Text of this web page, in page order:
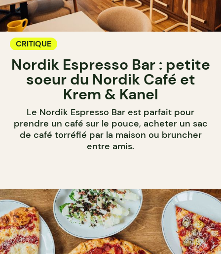
CRITIQUE
Nordik Espresso Bar : petite
soeur du Nordik Café et
Krem & Kanel
Le Nordik Espresso Bar est parfait pour
prendre un café sur le pouce, acheter un sac
de café torréfié par la maison ou bruncher
entre amis.